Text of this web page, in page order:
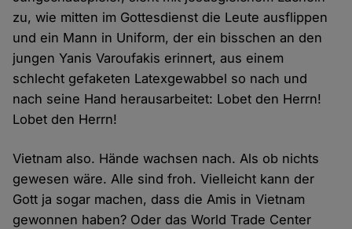
zu, wie mitten im Gottesdienst die Leute ausflippen
und ein Mann in Uniform, der ein bisschen an den
jungen Yanis Varoufakis erinnert, aus einem
schlecht gefaketen Latexgewabbel so nach und
nach seine Hand herausarbeitet: Lobet den Herrn!
Lobet den Herrn!
Vietnam also. Hände wachsen nach. Als ob nichts
gewesen wäre. Alle sind froh. Vielleicht kann der
Gott ja sogar machen, dass die Amis in Vietnam
gewonnen haben? Oder das World Trade Center